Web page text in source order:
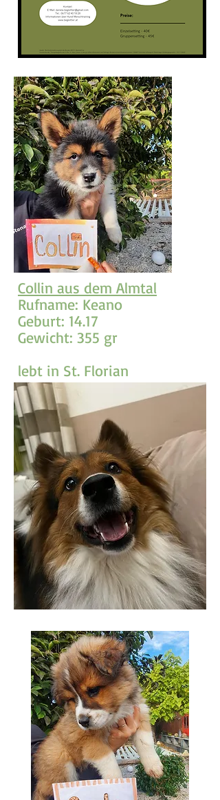
Collin aus dem Almtal
Rufname: Keano
Geburt: 14.17
Gewicht: 355 gr
lebt in St. Florian